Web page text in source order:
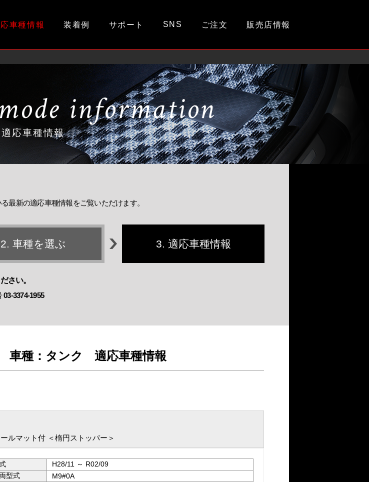
車種情報 装着例 サポート SNS ご注文 販売店情報
information
適応車種情報
最新の適応車種情報をご覧いただけます。
2. 車種を選ぶ 3. 適応車種情報
さい。
03-3374-1955
車種：タンク 適応車種情報
ルマット付 ＜楕円ストッパー＞
H28/11 ～ R02/09
型式
M9#0A